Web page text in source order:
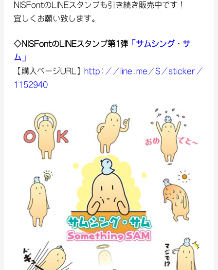
NISFontのLINEスタンプも引き続き販売中です！
宜しくお願い致します。
◇NISFontのLINEスタンプ第1弾 「サムシング・サ
ム」
【購入ページURL】 http://line.me/S/sticker/
1152940